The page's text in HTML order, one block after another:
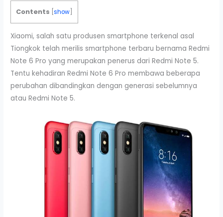
Contents [show
Xiaomi, salah satu produsen smartphone terkenal asal
Tiongkok telah merilis smartphone terbaru bernama Redmi
Note 6 Pro yang merupakan penerus dari Redmi Note 5.
Tentu kehadiran Redmi Note 6 Pro membawa beberapa
perubahan dibandingkan dengan generasi sebelumnya
atau Redmi Note 5.